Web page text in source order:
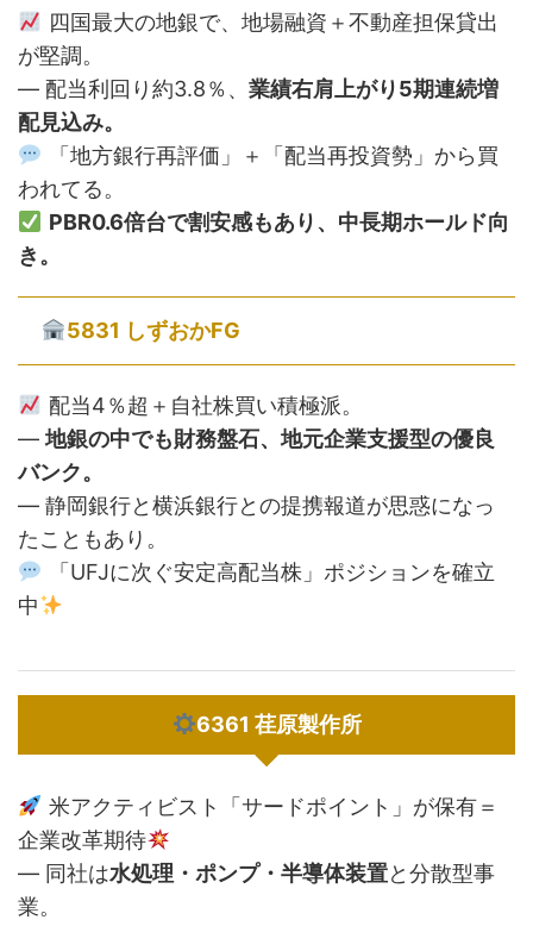
四国最大の地銀で、地場融資＋不動産担保貸出
が堅調。
— 配当利回り約3.8％、 業績右肩上がり5期連続増
配見込み。
「地方銀行再評価」＋「配当再投資勢」から買
われてる。
PBR0.6倍台で割安感もあり、中長期ホールド向
き。
5831 しずおかFG
配当4％超＋自社株買い積極派。
—地銀の中でも財務盤石、地元企業支援型の優良
バンク。
— 静岡銀行と横浜銀行との提携報道が思惑になっ
たこともあり。
「UFJに次ぐ安定高配当株」ポジションを確立
中
6361 荏原製作所
米アクティビスト「サードポイント」が保有＝
企業改革期待
— 同社は水処理・ポンプ・半導体装置と分散型事
業。